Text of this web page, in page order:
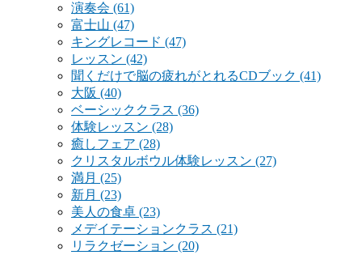
演奏会 (61)
富士山 (47)
キングレコード (47)
レッスン (42)
聞くだけで脳の疲れがとれるCDブック (41)
大阪 (40)
ベーシッククラス (36)
体験レッスン (28)
癒しフェア (28)
クリスタルボウル体験レッスン (27)
満月 (25)
新月 (23)
美人の食卓 (23)
メデイテーションクラス (21)
リラクゼーション (20)